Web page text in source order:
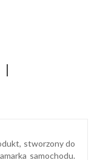
stworzony do
samochodu.